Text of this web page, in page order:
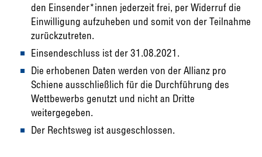
den Einsender*innen jederzeit frei, per Widerruf die
Einwilligung aufzuheben und somit von der Teilnahme
zurückzutreten.
Einsendeschluss ist der 31.08.2021.
Die erhobenen Daten werden von der Allianz pro
Schiene ausschließlich für die Durchführung des
Wettbewerbs genutzt und nicht an Dritte
weitergegeben.
Der Rechtsweg ist ausgeschlossen.